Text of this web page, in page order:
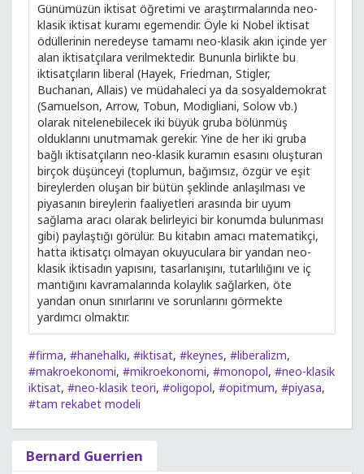
Günümüzün iktisat öğretimi ve araştırmalarında neo-
klasik iktisat kuramı egemendir. Öyle ki Nobel iktisat
ödüllerinin neredeyse tamamı neo-klasik akın içinde yer
alan iktisatçılara verilmektedir. Bununla birlikte bu
iktisatçıların liberal (Hayek, Friedman, Stigler,
Buchanan, Allais) ve müdahaleci ya da sosyaldemokrat
(Samuelson, Arrow, Tobun, Modigliani, Solow vb.)
olarak nitelenebilecek iki büyük gruba bölünmüş
olduklarını unutmamak gerekir. Yine de her iki gruba
bağlı iktisatçıların neo-klasik kuramın esasını oluşturan
birçok düşünceyi (toplumun, bağımsız, özgür ve eşit
bireylerden oluşan bir bütün şeklinde anlaşılması ve
piyasanın bireylerin faaliyetleri arasında bir uyum
sağlama aracı olarak belirleyici bir konumda bulunması
gibi) paylaştığı görülür. Bu kitabın amacı matematikçi,
hatta iktisatçı olmayan okuyuculara bir yandan neo-
klasik iktisadın yapısını, tasarlanışını, tutarlılığını ve iç
mantığını kavramalarında kolaylık sağlarken, öte
yandan onun sınırlarını ve sorunlarını görmekte
yardımcı olmaktır.
#firma, #hanehalkı, #iktisat, #keynes, #liberalizm,
#makroekonomi, #mikroekonomi, #monopol, #neo-klasik
iktisat, #neo-klasik teori, #oligopol, #opitmum, #piyasa,
#tam rekabet modeli
Bernard Guerrien